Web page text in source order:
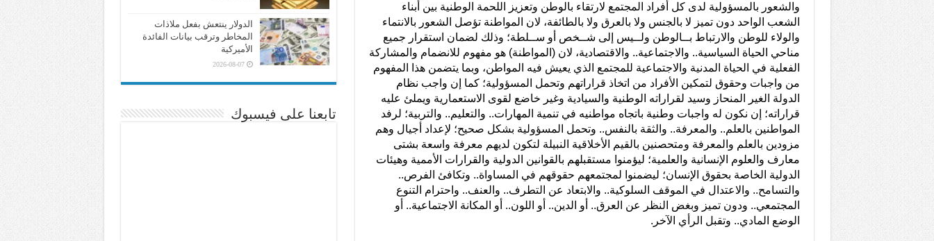
والشعور بالمسؤولية لدى كل أفراد المجتمع لارتقاء بالوطن وتعزيز اللحمة الوطنية بين أبناء
الشعب الواحد دون تميز لا بالجنس ولا بالعرق ولا بالطائفة، لان المواطنة تؤصل الشعور بالانتماء
والولاء للوطن والارتباط بــالوطن ولــيس إلى شــخص أو ســلطة؛ وذلك لضمان استقرار جميع
مناحي الحياة السياسية.. والاجتماعية.. والاقتصادية، لان (المواطنة) هو مفهوم للانضمام والمشاركة
الفعلية في الحياة المدنية والاجتماعية للمجتمع الذي يعيش فيه المواطن، وبما يتضمن هذا المفهوم
من واجبات وحقوق لتمكين الأفراد من اتخاذ قراراتهم وتحمل المسؤولية؛ كما إن واجب نظام
الدولة الغير المنحاز وسيد لقراراته الوطنية والسيادية وغير خاضع لقوى الاستعمارية ويملئ عليه
قراراته؛ إن نكون له واجبات وطنية باتجاه مواطنيه في تنمية المهارات.. والتعليم.. والتربية؛ لرفد
المواطنين بالعلم.. والمعرفة.. والثقة بالنفس.. وتحمل المسؤولية بشكل صحيح؛ لإعداد أجيال وهم
مزودين بالعلم والمعرفة ومتحصنين بالقيم الأخلاقية النبيلة لتكون لديهم معرفة واسعة بشتى
معارف والعلوم الإنسانية والعلمية؛ ليؤمنوا مستقبلهم بالقوانين الدولية والقرارات الأممية وهيئات
الدولية الخاصة بحقوق الإنسان؛ ليضمنوا لمجتمعهم حقوقهم في المساواة.. وتكافئ الفرص..
والتسامح.. والاعتدال في الموقف السلوكية.. والابتعاد عن التطرف.. والعنف.. واحترام التنوع
المجتمعي.. ودون تميز وبغض النظر عن العرق.. أو الدين.. أو اللون.. أو المكانة الاجتماعية.. أو
الوضع المادي.. وتقبل الرأي الآخر.
الدولار ينتعش بفعل ملاذات
المخاطر وترقب بيانات الفائدة
الأميركية
2026-08-07
تابعنا على فيسبوك